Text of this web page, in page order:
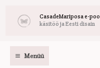
CasadeMariposa e-
käsitöö ja Eesti disain
Menüü